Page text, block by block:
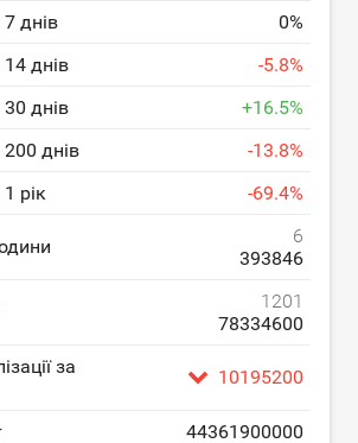
днів 0%
днів
-5.8%
днів
+16.5%
200 днів
-13.8%
рік
-69.4%
6
393846
1201
78334600
за
10195200
44361900000